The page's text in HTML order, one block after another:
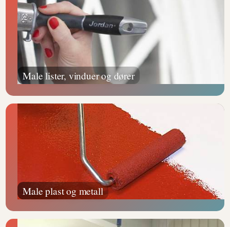
Male lister, vinduer og dører
Male plast og metall